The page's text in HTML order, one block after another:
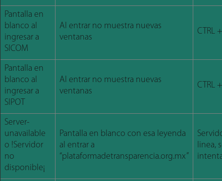
Pantalla en
blanco al
ingresar a
SICOM
Al entrar no muestra nuevas
ventanas
CTRL
Pantalla en
blanco al
ingresar a
SIPOT
Al entrar no muestra nuevas
ventanas
CTRL
Server-
unavailable
o !Servidor
no
disponible¡
Pantalla en blanco con esa leyenda
al entrar a
“plataformadetransparencia.org.mx”
linea,